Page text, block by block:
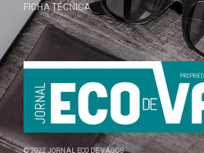
© 2022 JORNAL ECO DE VAGOS
FICHA TÉCNICA